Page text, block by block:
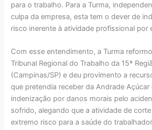
para o trabalho. Para a Turma,
culpa da empresa, esta tem o dever de
risco inerente à atividade profissional por
Com esse entendimento, a Turma
Tribunal Regional do Trabalho da 15ª
(Campinas/SP) e deu provimento a
que pretendia receber da Andrade Açúcar
indenização por danos morais pelo
sofrido, alegando que a atividade de
extremo risco para a saúde do